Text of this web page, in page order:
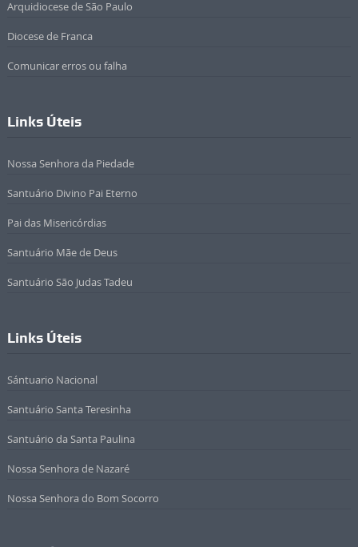
Arquidiocese de São Paulo
Diocese de Franca
Comunicar erros ou falha
Links Úteis
Nossa Senhora da Piedade
Santuário Divino Pai Eterno
Pai das Misericórdias
Santuário Mãe de Deus
Santuário São Judas Tadeu
Links Úteis
Sántuario Nacional
Santuário Santa Teresinha
Santuário da Santa Paulina
Nossa Senhora de Nazaré
Nossa Senhora do Bom Socorro